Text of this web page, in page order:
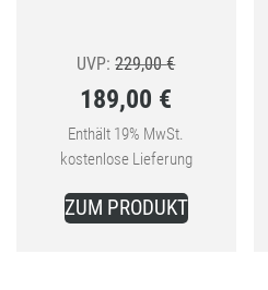
UVP: 229,00€Ursprünglicher
war:
229,00 €
189,00 €
Aktueller
Preis
ist:
Enthält 19% MwSt.
kostenlose Lieferung
ZUM PRODUKT